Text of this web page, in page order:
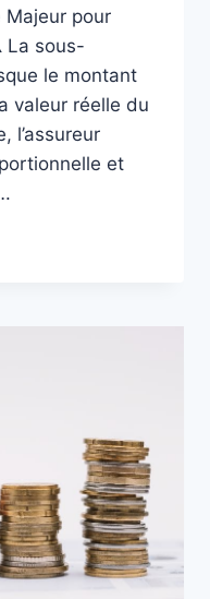
Majeur pour
La sous-
le montant
valeur réelle du
l’assureur
et